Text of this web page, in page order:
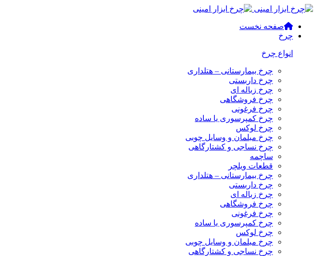
صفحه نخست
چرخ
انواع چرخ
چرخ بیمارستانی – هتلداری
چرخ داربستی
چرخ زباله ای
چرخ فروشگاهی
چرخ فرغونی
چرخ کمپرسوری یا ساده
چرخ لوکس
چرخ مبلمان و وسایل چوبی
چرخ نساجی و کشتارگاهی
ساچمه
قطعات ویلچر
چرخ بیمارستانی – هتلداری
چرخ داربستی
چرخ زباله ای
چرخ فروشگاهی
چرخ فرغونی
چرخ کمپرسوری یا ساده
چرخ لوکس
چرخ مبلمان و وسایل چوبی
چرخ نساجی و کشتارگاهی